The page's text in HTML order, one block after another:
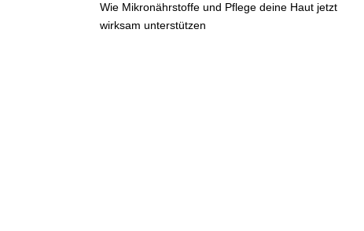
Wie Mikronährstoffe und Pflege deine Haut jetzt
wirksam unterstützen